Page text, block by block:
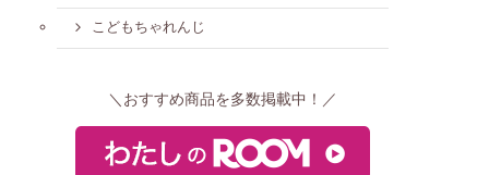
こどもちゃれんじ
＼おすすめ商品を多数掲載中！／